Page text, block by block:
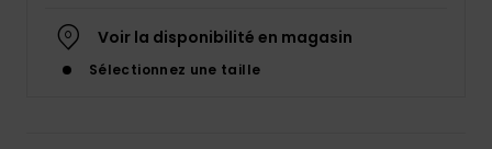
Voir la disponibilité en magasin
Sélectionnez une taille